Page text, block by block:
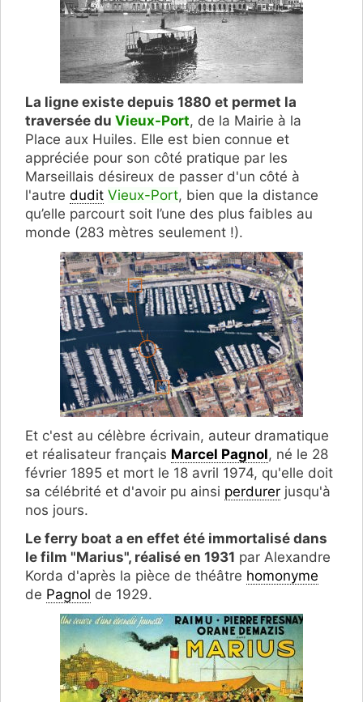
La ligne existe depuis 1880 et permet la
traversée du Vieux-Port, de la Mairie à la
Place aux Huiles. Elle est bien connue et
appréciée pour son côté pratique par les
Marseillais désireux de passer d'un côté à
l'autre dudit Vieux-Port, bien que la distance
qu’elle parcourt soit l’une des plus faibles au
monde (283 mètres seulement !).
Et c'est au célèbre écrivain, auteur dramatique
et réalisateur français Marcel Pagnol, né le 28
février 1895 et mort le 18 avril 1974, qu'elle doit
sa célébrité et d'avoir pu ainsi perdurer jusqu'à
nos jours.
Le ferry boat a en effet été immortalisé dans
le film "Marius", réalisé en 1931 par Alexandre
Korda d'après la pièce de théâtre homonyme
de Pagnol de 1929.